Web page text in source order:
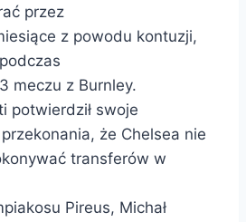
przez
z powodu kontuzji,
meczu z Burnley.
potwierdził swoje
że Chelsea nie
transferów w
Pireus, Michał